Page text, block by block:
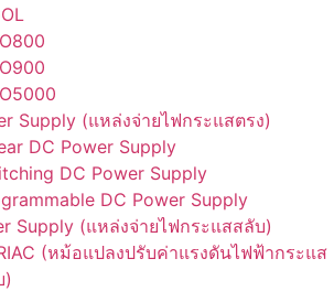
Supply (แหล่งจ่ายไฟกระแสตรง)
DC Power Supply
DC Power Supply
DC Power Supply
Supply (แหล่งจ่ายไฟกระแสสลับ)
(หม้อแปลงปรับค่าแรงดันไฟฟ้ากระแส
)